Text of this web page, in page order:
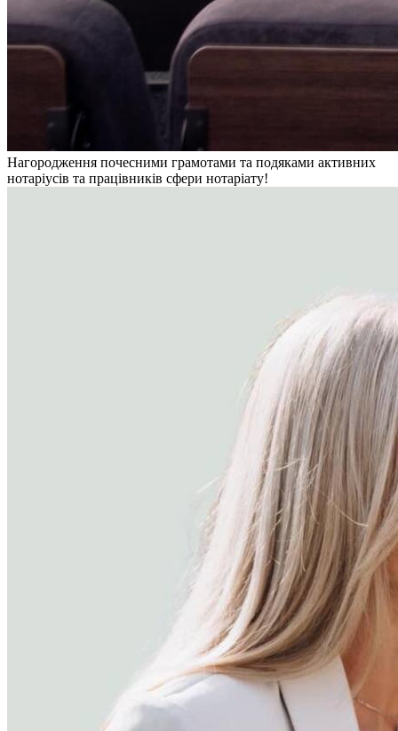
Нагородження почесними грамотами та подяками активних
нотаріусів та працівників сфери нотаріату!